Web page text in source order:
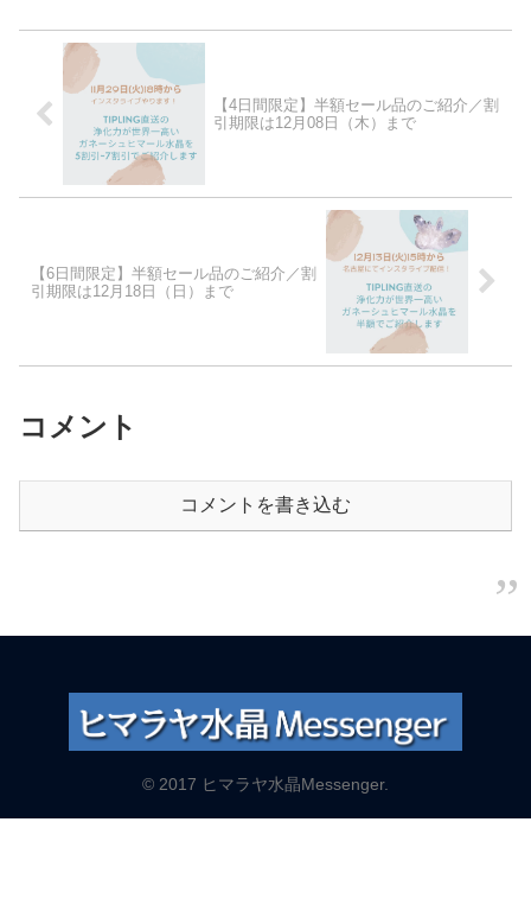
【4日間限定】半額セール品のご紹介／割
引期限は12月08日（木）まで
【6日間限定】半額セール品のご紹介／割
引期限は12月18日（日）まで
コメント
コメントを書き込む
© 2017 ヒマラヤ水晶Messenger.